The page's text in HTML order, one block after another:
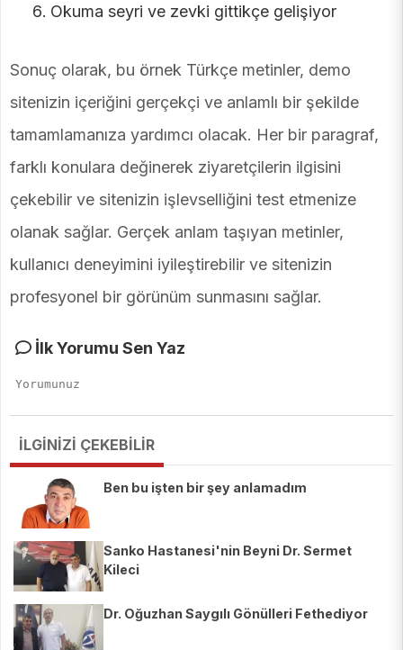
Okuma seyri ve zevki gittikçe gelişiyor
Sonuç olarak, bu örnek Türkçe metinler, demo
sitenizin içeriğini gerçekçi ve anlamlı bir şekilde
tamamlamanıza yardımcı olacak. Her bir paragraf,
farklı konulara değinerek ziyaretçilerin ilgisini
çekebilir ve sitenizin işlevselliğini test etmenize
olanak sağlar. Gerçek anlam taşıyan metinler,
kullanıcı deneyimini iyileştirebilir ve sitenizin
profesyonel bir görünüm sunmasını sağlar.
İlk Yorumu Sen Yaz
İLGİNİZİ ÇEKEBİLİR
Ben bu işten bir şey anlamadım
Sanko Hastanesi'nin Beyni Dr. Sermet
Kileci
Dr. Oğuzhan Saygılı Gönülleri Fethediyor